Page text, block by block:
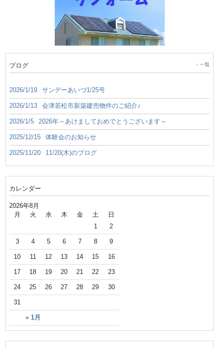
ブログ 一覧
2026/1/19 サンデーあいづ1/25号
2026/1/13 会津若松市新築建売物件のご紹介♪
2026/1/5 2026年～あけましておめでとうございます～
2025/12/15 体験会のお知らせ
2025/11/20 11/20(木)のブログ
カレンダー
2026年8月
月 火 水 木 金 土 日
« 1月
1 2
3 4 5 6 7 8 9
10 11 12 13 14 15 16
17 18 19 20 21 22 23
24 25 26 27 28 29 30
31